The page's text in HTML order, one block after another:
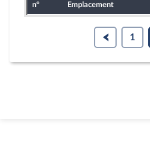
n° Emplacement
1